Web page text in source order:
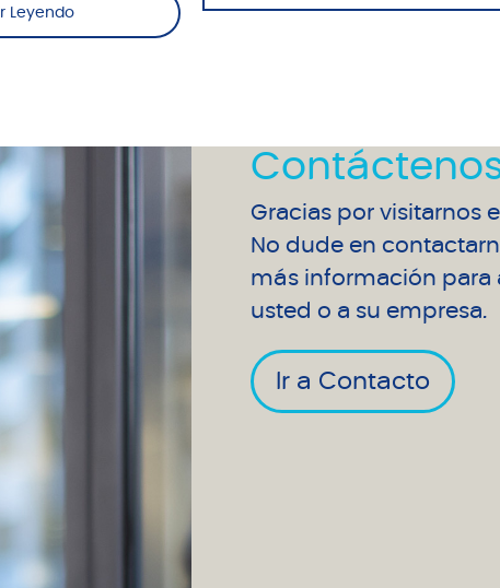
Leyendo
Gracias por visitarnos
No dude en
más información para
usted o a su empresa.
Ir a Contacto